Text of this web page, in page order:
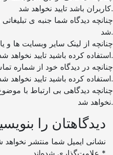
کاربران باشد تایید نخواهد شد.
شد.
استفاده کرده باشید تایید نخواهد شد.
استفاده کرده باشید تایید نخواهد شد.
چنانچه دیدگاهی بی ارتباط با
نخواهد شد.
دیدگاهتان را
نشانی ایمیل شما منتشر نخواهد
*